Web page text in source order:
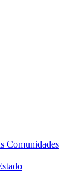
Comunidades